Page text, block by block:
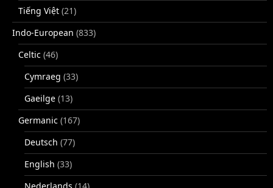
Tiếng Việt (21)
Indo-European (833)
Celtic (46)
Cymraeg (33)
Gaeilge (13)
Germanic (167)
Deutsch (77)
English (33)